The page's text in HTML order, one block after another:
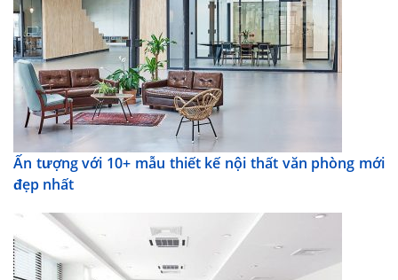
Ấn tượng với 10+ mẫu thiết kế nội thất văn phòng mới
đẹp nhất